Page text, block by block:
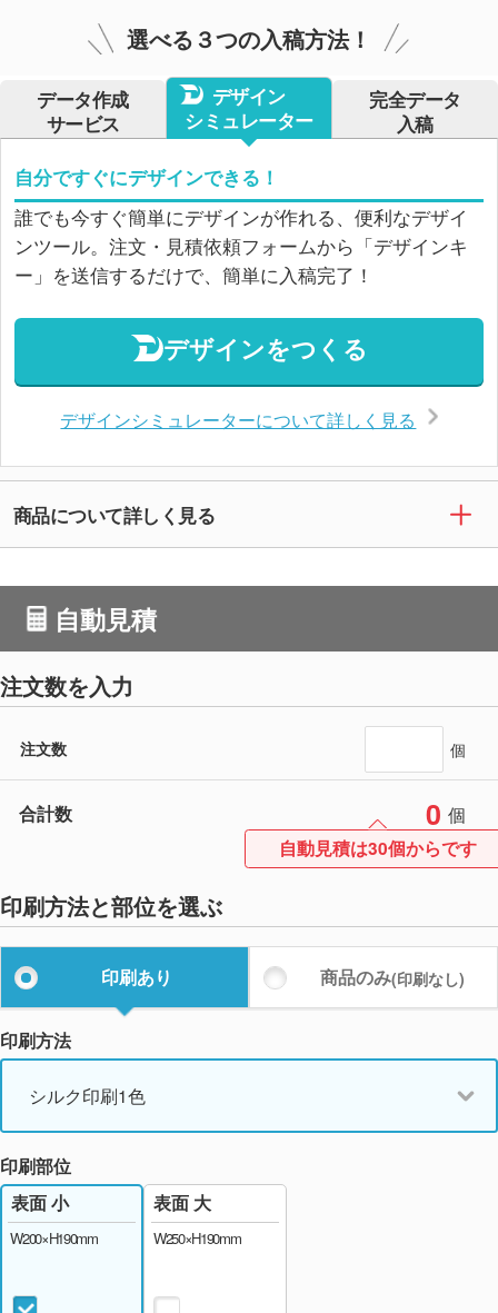
選べる３つの入稿方法！
データ作成
サービス
デザイン
シミュレーター
完全データ
入稿
自分ですぐにデザインできる！
誰でも今すぐ簡単にデザインが作れる、便利なデザイ
ンツール。注文・見積依頼フォームから「デザインキ
ー」を送信するだけで、簡単に入稿完了！
デザインをつくる
デザインシミュレーターについて詳しく見る
商品について詳しく見る
自動見積
注文数を入力
注文数 個
合計数 0 個
自動見積は30個からです
印刷方法と部位を選ぶ
印刷あり 商品のみ(印刷なし)
印刷方法
シルク印刷1色
印刷部位
表面 小
W200×H190mm
表面 大
W250×H190mm